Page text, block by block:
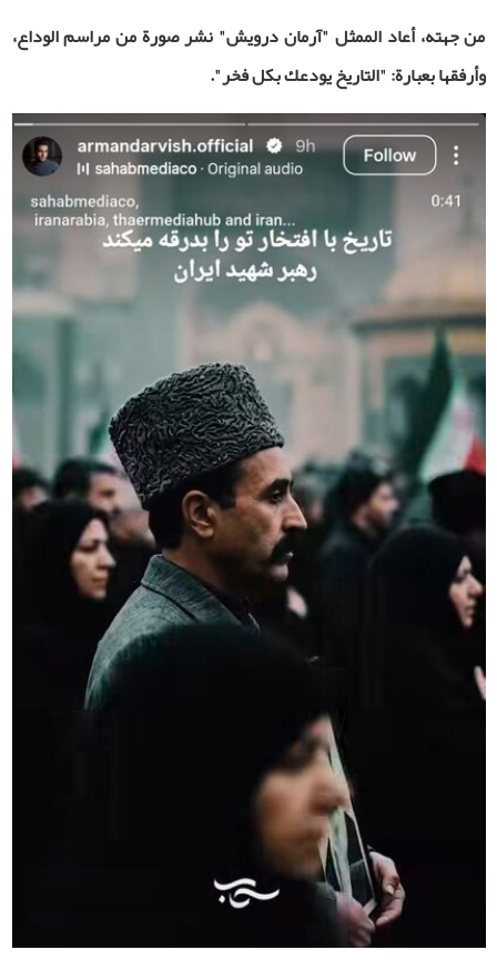
من جهته، أعاد الممثل "آرمان درويش" نشر صورة من مراسم الوداع،
وأرفقها بعبارة: "التاريخ يودعك بكل فخر".